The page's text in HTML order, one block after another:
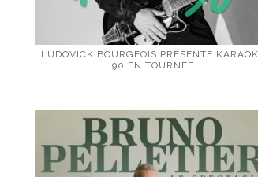
LUDOVICK BOURGEOIS PRÉSENTE
90 EN TOURNÉE